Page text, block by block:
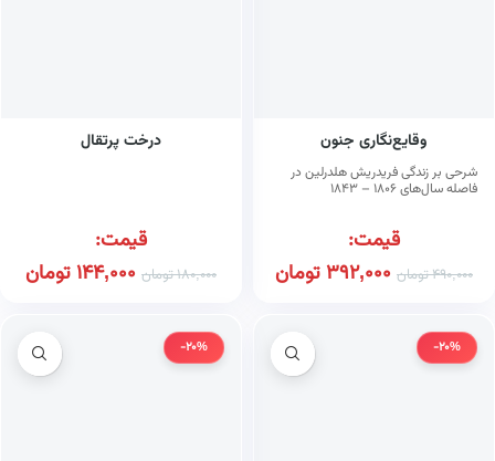
وقایع‌نگاری جنون
شرحی بر زندگی فریدریش هلدرلین در
فاصله سال‌های ۱۸۰۶ – ۱۸۴۳
قیمت:
490,000تومان 392,000تومان
درخت پرتقال
قیمت:
180,000تومان 144,000تومان
-20%
-20%